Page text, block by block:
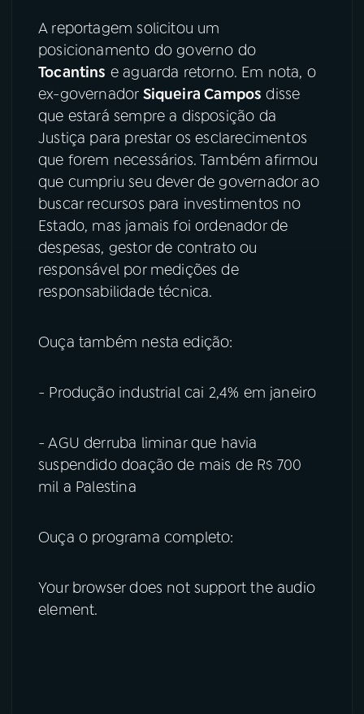
A reportagem solicitou um
posicionamento do governo do
Tocantins e aguarda retorno. Em nota, o
ex-governador Siqueira Campos disse
que estará sempre a disposição da
Justiça para prestar os esclarecimentos
que forem necessários. Também afirmou
que cumpriu seu dever de governador ao
buscar recursos para investimentos no
Estado, mas jamais foi ordenador de
despesas, gestor de contrato ou
responsável por medições de
responsabilidade técnica.
Ouça também nesta edição:
- Produção industrial cai 2,4% em janeiro
- AGU derruba liminar que havia
suspendido doação de mais de R$ 700
mil a Palestina
Ouça o programa completo:
Your browser does not support the audio
element.